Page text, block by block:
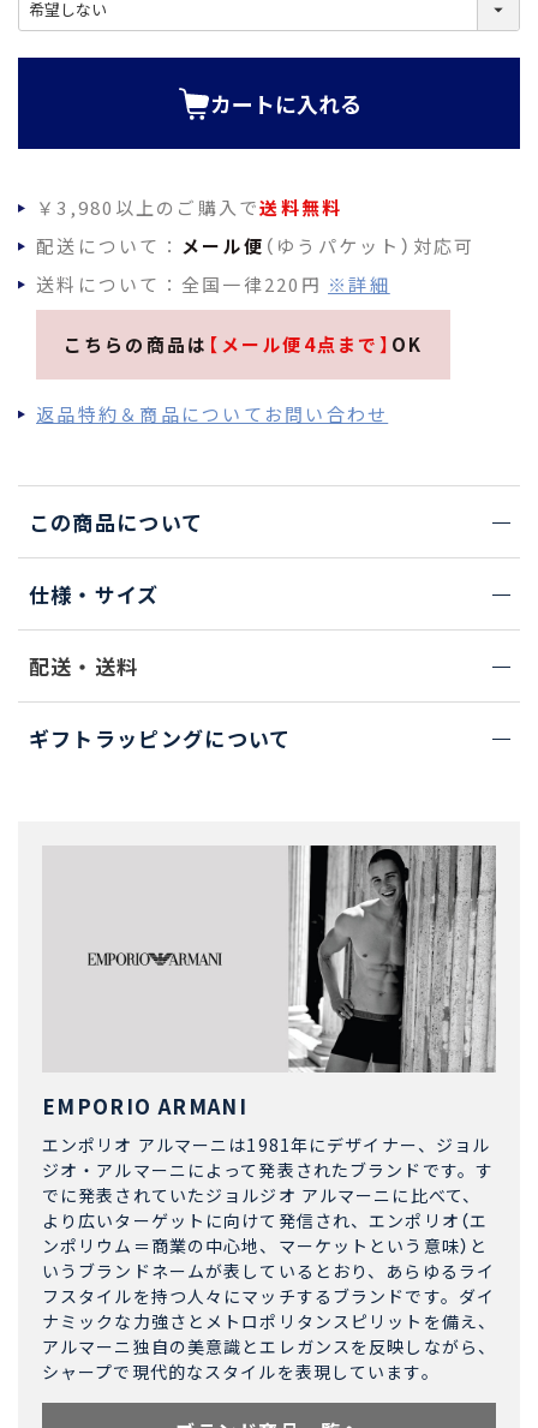
必
カートに入れる
￥3,980以上のご購入で送料無料
配送について： メール便 （ゆうパケット）対応可
送料について：全国一律220円 ※詳細
こちらの商品は 【メール便4点まで】 OK
返品特約＆商品についてお問い合わせ
この商品について
仕様・サイズ
配送・送料
ギフトラッピングについて
EMPORIO ARMANI
エンポリオ アルマーニは1981年にデザイナー、ジョル
ジオ・アルマーニによって発表されたブランドです。す
でに発表されていたジョルジオ アルマーニに比べて、
より広いターゲットに向けて発信され、エンポリオ（エ
ンポリウム＝商業の中心地、マーケットという意味）と
いうブランドネームが表しているとおり、あらゆるライ
フスタイルを持つ人々にマッチするブランドです。ダイ
ナミックな力強さとメトロポリタンスピリットを備え、
アルマーニ独自の美意識とエレガンスを反映しながら、
シャープで現代的なスタイルを表現しています。